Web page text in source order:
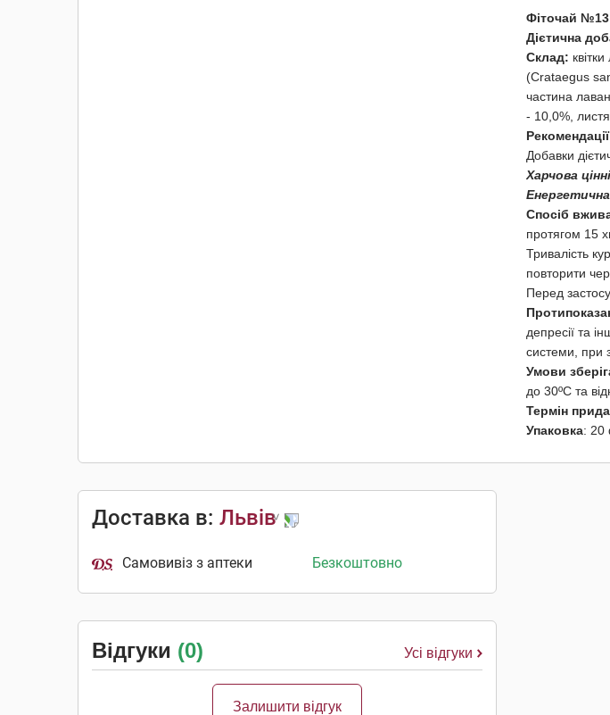
Фіточай №13
Дієтична
Склад:
(Crataegus
частина
- 10,0%,
Добавки
Харчова
Енергетична
Спосіб
протягом 15
Тривалість
повторити
Перед
депресії та
системи, при
Умови
до 30ºС та
Термін
Упаковка: 20
Доставка в: Львів
Самовивіз з аптеки Безкоштовно
Відгуки (0) Усі відгуки
Залишити відгук